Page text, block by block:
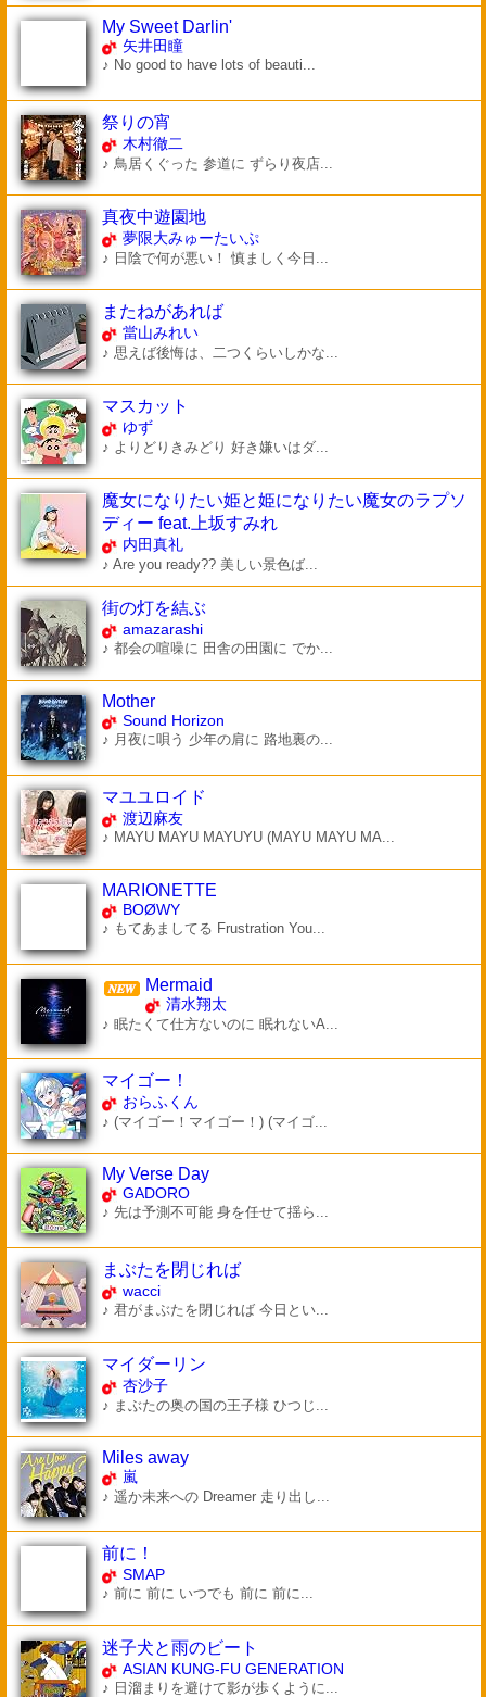
My Sweet Darlin'
矢井田瞳
♪ No good to have lots of beauti...
祭りの宵
木村徹二
♪ 鳥居くぐった 参道に ずらり夜店...
真夜中遊園地
夢限大みゅーたいぷ
♪ 日陰で何が悪い！ 慎ましく今日...
またねがあれば
當山みれい
♪ 思えば後悔は、二つくらいしかな...
マスカット
ゆず
♪ よりどりきみどり 好き嫌いはダ...
魔女になりたい姫と姫になりたい魔女のラプソ
ディー feat.上坂すみれ
内田真礼
♪ Are you ready?? 美しい景色ば...
街の灯を結ぶ
amazarashi
♪ 都会の喧噪に 田舎の田園に でか...
Mother
Sound Horizon
♪ 月夜に唄う 少年の肩に 路地裏の...
マユユロイド
渡辺麻友
♪ MAYU MAYU MAYUYU (MAYU MAYU MA...
MARIONETTE
BOØWY
♪ もてあましてる Frustration You...
Mermaid
清水翔太
♪ 眠たくて仕方ないのに 眠れないA...
マイゴー！
おらふくん
♪ (マイゴー！マイゴー！) (マイゴ...
My Verse Day
GADORO
♪ 先は予測不可能 身を任せて揺ら...
まぶたを閉じれば
wacci
♪ 君がまぶたを閉じれば 今日とい...
マイダーリン
杏沙子
♪ まぶたの奥の国の王子様 ひつじ...
Miles away
嵐
♪ 遥か未来への Dreamer 走り出し...
前に！
SMAP
♪ 前に 前に いつでも 前に 前に...
迷子犬と雨のビート
ASIAN KUNG-FU GENERATION
♪ 日溜まりを避けて影が歩くように...